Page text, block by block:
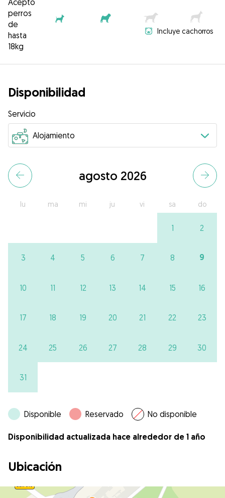
Acepto
perros
de
hasta
18kg
Incluye cachorros
Disponibilidad
Servicio
agosto 2026
lu ma mi ju vi sa do
1 2
3 4 5 6 7 8 9
10 11 12 13 14 15 16
17 18 19 20 21 22 23
24 25 26 27 28 29 30
31
Disponible Reservado No disponible
Disponibilidad actualizada hace alrededor de 1 año
Ubicación